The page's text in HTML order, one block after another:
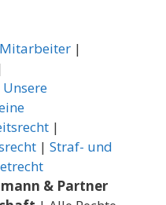
Mitarbeiter |
Unsere
|
| Straf- und
& Partner